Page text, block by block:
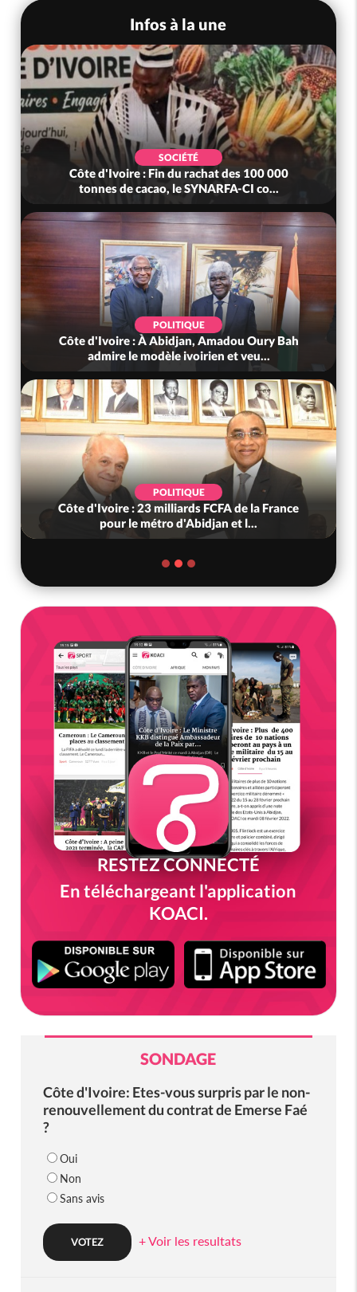
Infos à la une
SOCIÉTÉ
Côte d'Ivoire : Fin du rachat des 100 000
tonnes de cacao, le SYNARFA-CI co...
POLITIQUE
Côte d'Ivoire : À Abidjan, Amadou Oury Bah
admire le modèle ivoirien et veu...
POLITIQUE
Côte d'Ivoire : 23 milliards FCFA de la France
pour le métro d'Abidjan et l...
RESTEZ CONNECTÉ
En téléchargeant l'application
KOACI.
SONDAGE
Côte d'Ivoire: Etes-vous surpris par le non-
renouvellement du contrat de Emerse Faé
?
Oui
Non
Sans avis
+ Voir les resultats